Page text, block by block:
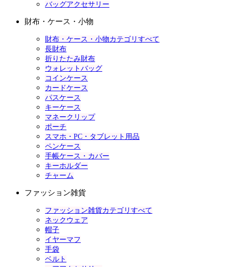
バッグアクセサリー
財布・ケース・小物
財布・ケース・小物カテゴリすべて
長財布
折りたたみ財布
ウォレットバッグ
コインケース
カードケース
パスケース
キーケース
マネークリップ
ポーチ
スマホ・PC・タブレット用品
ペンケース
手帳ケース・カバー
キーホルダー
チャーム
ファッション雑貨
ファッション雑貨カテゴリすべて
ネックウェア
帽子
イヤーマフ
手袋
ベルト